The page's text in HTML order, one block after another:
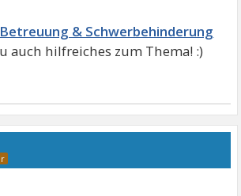
Betreuung & Schwerbehinderung